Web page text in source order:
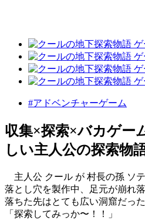
#アドベンチャーゲーム
収集×探索×バカゲ
しい主人公の探索物
主人公 クール が 村長の孫 ソ
落とし穴を製作中、足元が崩れ
落ちた先はとても広い洞窟だった
「探索してみっか〜！！」